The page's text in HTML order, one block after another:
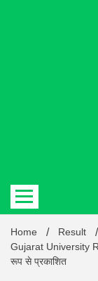
Home
Result
Gujarat University
रूप से प्रकाशित